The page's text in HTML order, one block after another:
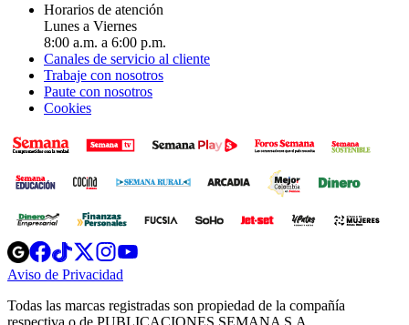
Horarios de atención
Lunes a Viernes
8:00 a.m. a 6:00 p.m.
Canales de servicio al cliente
Trabaje con nosotros
Paute con nosotros
Cookies
Opens
in
new
Opens
in
new
Opens
in
new
window
Opens
new
windowwindow
Aviso de Privacidad
new
Todas las marcas registradas son propiedad de la compañía
respectiva o de PUBLICACIONES SEMANA S.A.